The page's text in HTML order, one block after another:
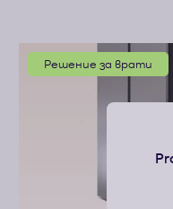
Решение за врати